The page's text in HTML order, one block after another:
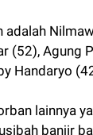
adalah
(52), Agung
Handaryo
lainnya
banjir